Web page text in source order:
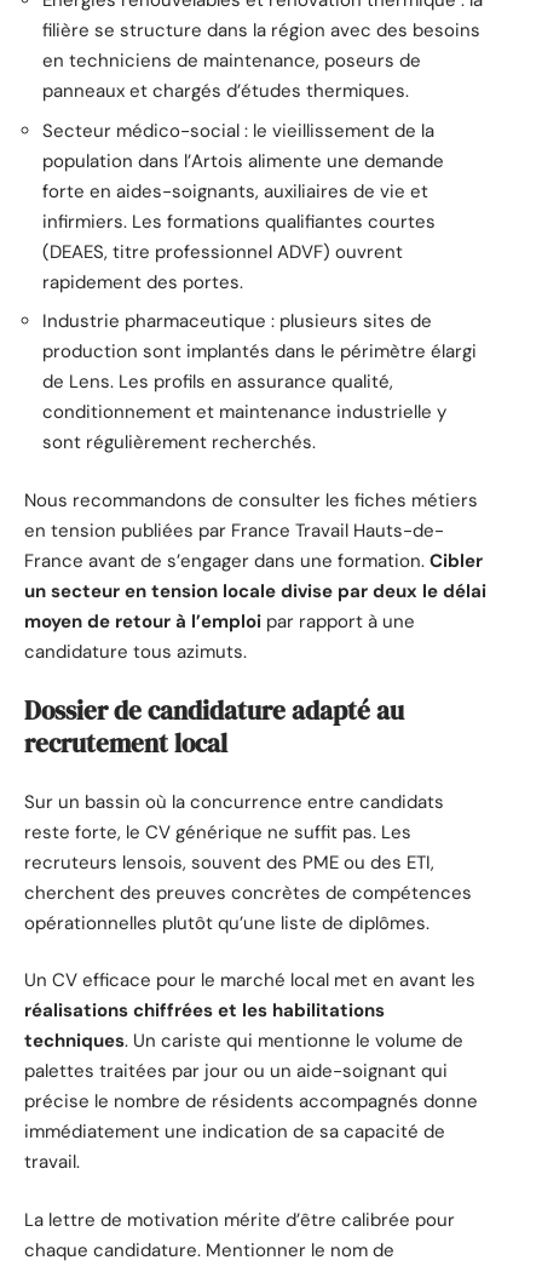
filière se structure dans la région avec des besoins
en techniciens de maintenance, poseurs de
panneaux et chargés d’études thermiques.
Secteur médico-social : le vieillissement de la
population dans l’Artois alimente une demande
forte en aides-soignants, auxiliaires de vie et
infirmiers. Les formations qualifiantes courtes
(DEAES, titre professionnel ADVF) ouvrent
rapidement des portes.
Industrie pharmaceutique : plusieurs sites de
production sont implantés dans le périmètre élargi
de Lens. Les profils en assurance qualité,
conditionnement et maintenance industrielle y
sont régulièrement recherchés.
Nous recommandons de consulter les fiches métiers
en tension publiées par France Travail Hauts-de-
France avant de s’engager dans une formation. Cibler
un secteur en tension locale divise par deux le délai
moyen de retour à l’emploi par rapport à une
candidature tous azimuts.
Dossier de candidature adapté au
recrutement local
Sur un bassin où la concurrence entre candidats
reste forte, le CV générique ne suffit pas. Les
recruteurs lensois, souvent des PME ou des ETI,
cherchent des preuves concrètes de compétences
opérationnelles plutôt qu’une liste de diplômes.
Un CV efficace pour le marché local met en avant les
réalisations chiffrées et les habilitations
techniques. Un cariste qui mentionne le volume de
palettes traitées par jour ou un aide-soignant qui
précise le nombre de résidents accompagnés donne
immédiatement une indication de sa capacité de
travail.
La lettre de motivation mérite d’être calibrée pour
chaque candidature. Mentionner le nom de